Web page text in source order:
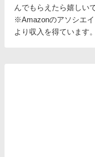
んでもらえたら嬉しい
※Amazonのアソシエ
より収入を得ています。